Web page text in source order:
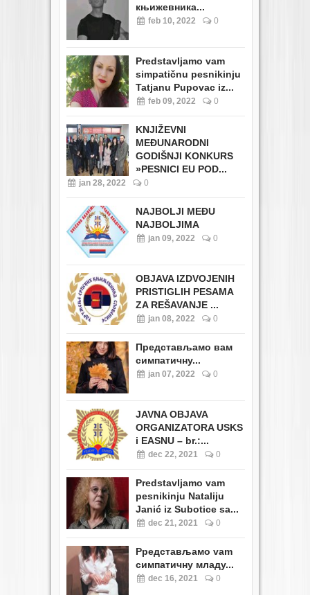
књижевника...
feb 10, 2022 0
Predstavljamo vam
simpatičnu pesnikinju
Tatjanu Pupovac iz...
feb 09, 2022 0
KNJIŽEVNI
MEĐUNARODNI
GODIŠNJI KONKURS
»PESNICI EU POD...
jan 28, 2022 0
NAJBOLJI MEĐU
NAJBOLJIMA
jan 09, 2022 0
OBJAVA IZDVOJENIH
PRISTIGLIH PESAMA
ZA REŠAVANJE ...
jan 08, 2022 0
Представљамо вам
симпатичну...
jan 07, 2022 0
JAVNA OBJAVA
ORGANIZATORA USKS
i EASNU – br.:...
dec 22, 2021 0
Predstavljamo vam
pesnikinju Nataliju
Janić iz Subotice sa...
dec 21, 2021 0
Pредстављамо vam
симпатичну младу...
dec 16, 2021 0